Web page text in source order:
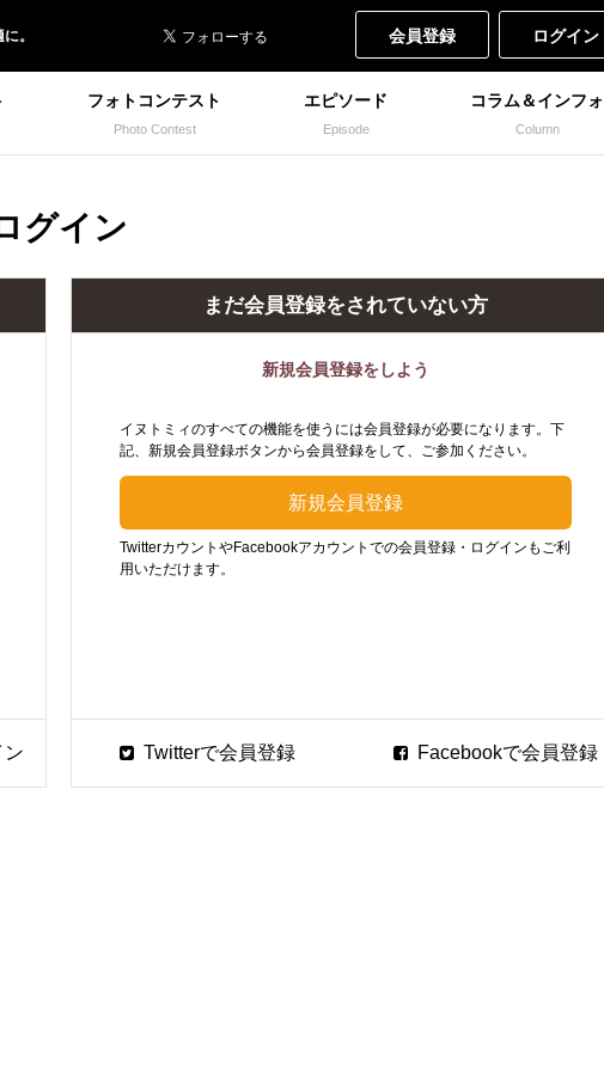
。 会員登録 ログイン
フォトコンテスト
Photo Contest
エピソード
Episode
コラム＆インフォ
Column
グイン
まだ会員登録をされていない方
新規会員登録をしよう
イヌトミィのすべての機能を使うには会員登録が必要になります。下
記、新規会員登録ボタンから会員登録をして、ご参加ください。
TwitterカウントやFacebookアカウントでの会員登録・ログインもご利
用いただけます。